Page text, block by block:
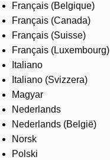
Français (Belgique)
Français (Canada)
Français (Suisse)
Français (Luxembourg)
Italiano
Italiano (Svizzera)
Magyar
Nederlands
Nederlands (België)
Norsk
Polski